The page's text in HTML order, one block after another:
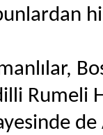
Rumeli